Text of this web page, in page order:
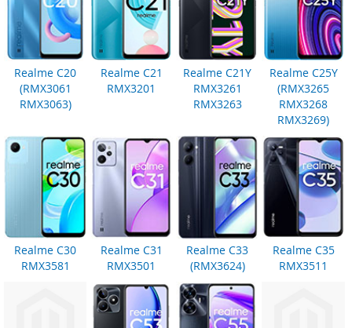
Realme C20
(RMX3061
RMX3063)
Realme C21
RMX3201
Realme C21Y
RMX3261
RMX3263
Realme C25Y
(RMX3265
RMX3268
RMX3269)
Realme C30
RMX3581
Realme C31
RMX3501
Realme C33
(RMX3624)
Realme C35
RMX3511